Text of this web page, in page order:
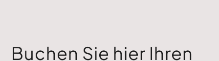
Buchen Sie hier Ihren